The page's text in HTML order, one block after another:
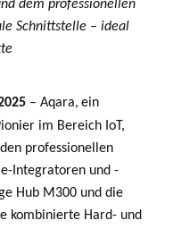
dem professionellen
Schnittstelle – ideal
– Aqara, ein
im Bereich IoT,
professionellen
Integratoren und -
Hub M300 und die
kombinierte Hard- und